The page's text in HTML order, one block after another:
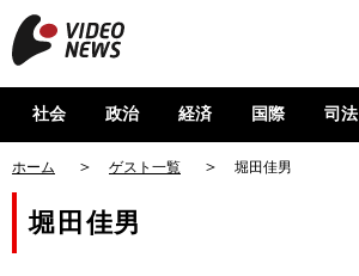
社会 政治 経済 国際 司法
ホーム ゲスト一覧 堀田佳男
堀田佳男